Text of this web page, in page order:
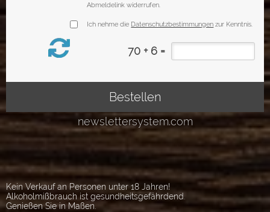
Kein Verkauf an Personen unter 18 Jahren!
Alkoholmißbrauch ist gesundheitsgefährdend.
Genießen Sie in Maßen.